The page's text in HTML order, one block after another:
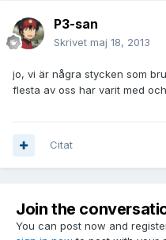
P3-san
Skrivet maj 18, 2013
jo, vi är några stycken som
flesta av oss har varit med
Citat
Join the
You can post now and